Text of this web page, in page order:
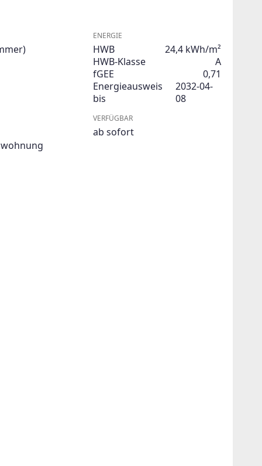
ENERGIE
HWB
24,4 kWh/m²
HWB-Klasse
A
fGEE
0,71
Energieausweis
bis
2032-04-
08
VERFÜGBAR
ab sofort